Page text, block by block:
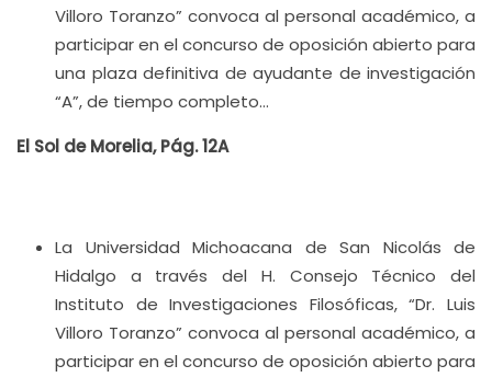
Villoro Toranzo” convoca al personal académico, a
participar en el concurso de oposición abierto para
una plaza definitiva de ayudante de investigación
“A”, de tiempo completo…
El Sol de Morelia, Pág. 12A
La Universidad Michoacana de San Nicolás de
Hidalgo a través del H. Consejo Técnico del
Instituto de Investigaciones Filosóficas, “Dr. Luis
Villoro Toranzo” convoca al personal académico, a
participar en el concurso de oposición abierto para